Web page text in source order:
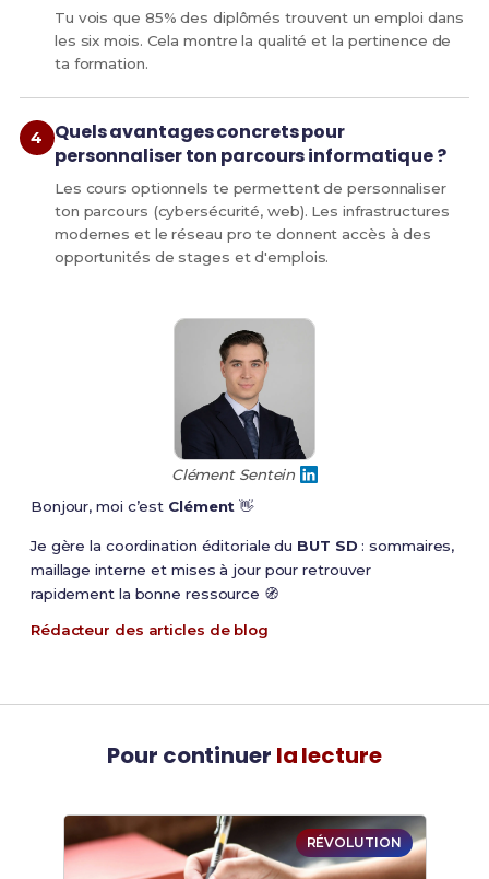
Tu vois que 85% des diplômés trouvent un emploi dans
les six mois. Cela montre la qualité et la pertinence de
ta formation.
Quels avantages concrets pour
personnaliser ton parcours informatique ?
Les cours optionnels te permettent de personnaliser
ton parcours (cybersécurité, web). Les infrastructures
modernes et le réseau pro te donnent accès à des
opportunités de stages et d'emplois.
Clément Sentein
Bonjour, moi c’est Clément 👋
Je gère la coordination éditoriale du BUT SD : sommaires,
maillage interne et mises à jour pour retrouver
rapidement la bonne ressource 🧭
Rédacteur des articles de blog
Pour continuer la lecture
RÉVOLUTION